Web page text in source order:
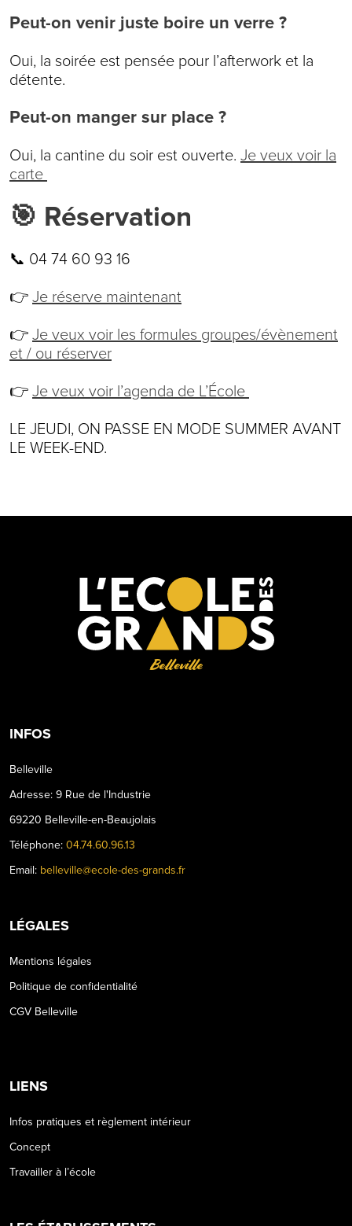
Peut-on venir juste boire un verre ?
Oui, la soirée est pensée pour l’afterwork et la
détente.
Peut-on manger sur place ?
Oui, la cantine du soir est ouverte. Je veux voir la
carte
🎯 Réservation
📞 04 74 60 93 16
👉 Je réserve maintenant
👉 Je veux voir les formules groupes/évènement
et / ou réserver
👉 Je veux voir l’agenda de L’École
LE JEUDI, ON PASSE EN MODE SUMMER AVANT
LE WEEK-END.
Belleville
INFOS
Belleville
Adresse: 9 Rue de l'Industrie
69220 Belleville-en-Beaujolais
Téléphone: 04.74.60.96.13
Email: belleville@ecole-des-grands.fr
LÉGALES
Mentions légales
Politique de confidentialité
CGV Belleville
LIENS
Infos pratiques et règlement intérieur
Concept
Travailler à l’école